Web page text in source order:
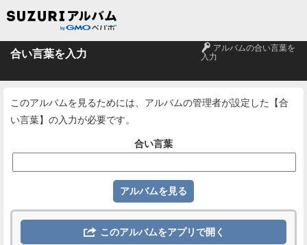
合い言葉を入力 🔑 アルバムの合い言葉を
入力
このアルバムを見るためには、アルバムの管理者が設定した【合
い言葉】の入力が必要です。
合い言葉
 このアルバムをアプリで開く